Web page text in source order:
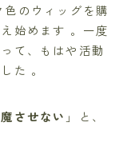
のウィッグを購
始めます 。一度
て、もはや活動
た 。
させない 」と、